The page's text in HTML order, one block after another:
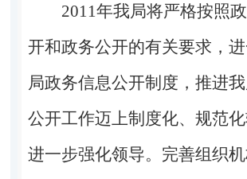
2011年我局将严格按照
开和政务公开的有关要求，
局政务信息公开制度，推进
公开工作迈上制度化、规范
进一步强化领导。完善组织